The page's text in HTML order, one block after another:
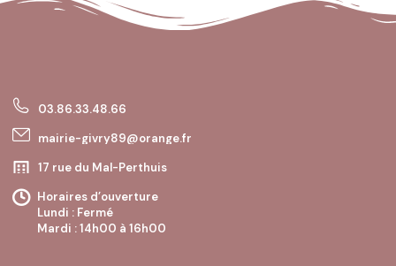
03.86.33.48.66
mairie-givry89@orange.fr
17 rue du Mal-Perthuis
Horaires d’ouverture
Lundi : Fermé
Mardi : 14h00 à 16h00